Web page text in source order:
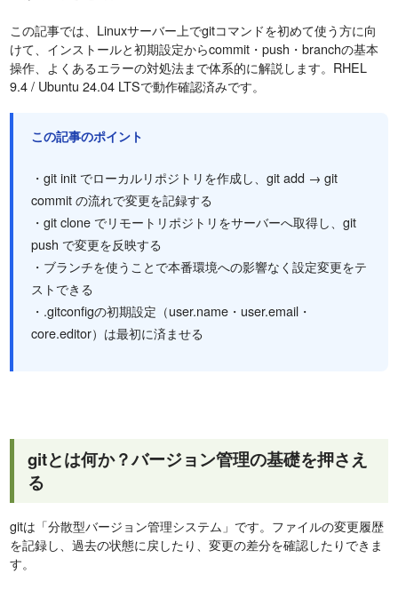
この記事では、Linuxサーバー上でgitコマンドを初めて使う方に向
けて、インストールと初期設定からcommit・push・branchの基本
操作、よくあるエラーの対処法まで体系的に解説します。RHEL
9.4 / Ubuntu 24.04 LTSで動作確認済みです。
この記事のポイント
・git init でローカルリポジトリを作成し、git add → git
commit の流れで変更を記録する
・git clone でリモートリポジトリをサーバーへ取得し、git
push で変更を反映する
・ブランチを使うことで本番環境への影響なく設定変更をテ
ストできる
・.gitconfigの初期設定（user.name・user.email・
core.editor）は最初に済ませる
gitとは何か？バージョン管理の基礎を押さえ
る
gitは「分散型バージョン管理システム」です。ファイルの変更履歴
を記録し、過去の状態に戻したり、変更の差分を確認したりできま
す。